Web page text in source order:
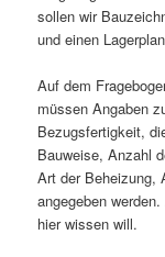
sollen wir
und einen
Auf dem
müssen Angaben
Bezugsfertigkeit,
Bauweise, Anzahl
Art der Beheizung,
angegeben
hier wissen will.